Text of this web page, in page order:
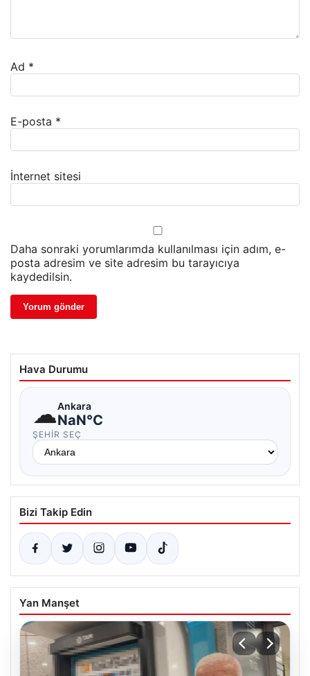
Ad *
E-posta *
İnternet sitesi
Daha sonraki yorumlarımda kullanılması için adım, e-
posta adresim ve site adresim bu tarayıcıya
kaydedilsin.
Hava Durumu
☁Ankara
NaN°C
ŞEHIR SEÇ
Bizi Takip Edin
Yan Manşet